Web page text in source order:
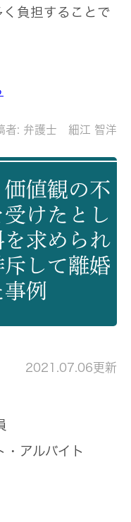
負担することで
者: 弁護士 細江 智洋
値観の不
けたとし
求められ
して離婚
例
2021.07.06更新
アルバイト